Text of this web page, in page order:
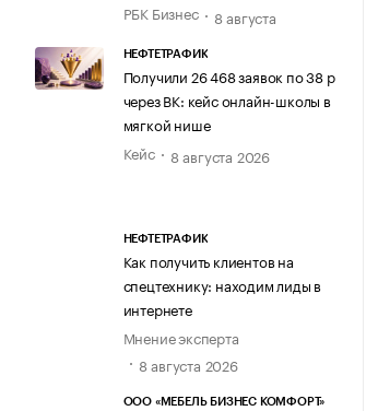
РБК Бизнес
8 августа
НЕФТЕТРАФИК
Получили 26 468 заявок по 38 р
через ВК: кейс онлайн-школы в
мягкой нише
Кейс
8 августа 2026
НЕФТЕТРАФИК
Как получить клиентов на
спецтехнику: находим лиды в
интернете
Мнение эксперта
8 августа 2026
ООО «МЕБЕЛЬ БИЗНЕС КОМФОРТ»